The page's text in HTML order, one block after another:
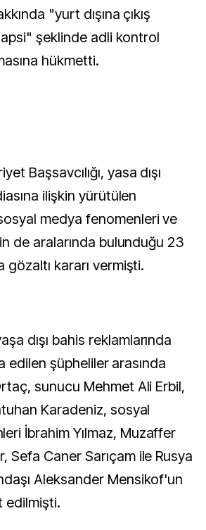
"yurt dışına çıkış
şeklinde adli kontrol
hükmetti.
Başsavcılığı, yasa dışı
ilişkin yürütülen
medya fenomenleri ve
de aralarında bulunduğu 23
gözaltı kararı vermişti.
dışı bahis reklamlarında
edilen şüpheliler arasında
sunucu Mehmet Ali Erbil,
Karadeniz, sosyal
İbrahim Yılmaz, Muzaffer
Sefa Caner Sarıçam ile Rusya
Aleksander Mensikof'un
edilmişti.